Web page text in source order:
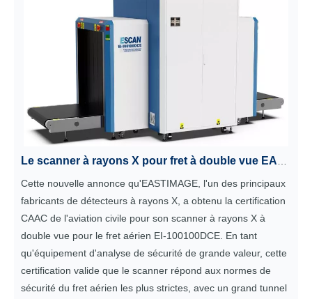
Cette nouvelle annonce qu'EASTIMAGE, l'un des principaux
fabricants de détecteurs à rayons X, a obtenu la certification
CAAC de l'aviation civile pour son scanner à rayons X à
double vue pour le fret aérien EI-100100DCE. En tant
qu'équipement d'analyse de sécurité de grande valeur, cette
certification valide que le scanner répond aux normes de
sécurité du fret aérien les plus strictes, avec un grand tunnel